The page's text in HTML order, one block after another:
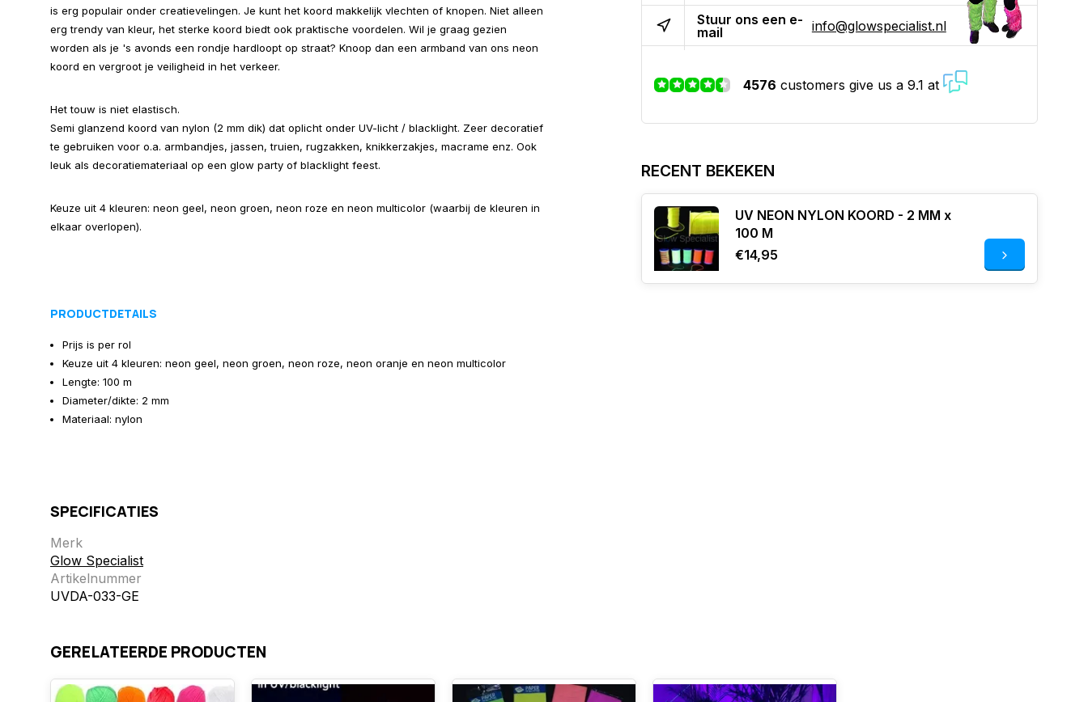
is erg populair onder creatievelingen. Je kunt het koord makkelijk vlechten of knopen. Niet alleen
erg trendy van kleur, het sterke koord biedt ook praktische voordelen. Wil je graag gezien
worden als je 's avonds een rondje hardloopt op straat? Knoop dan een armband van ons neon
koord en vergroot je veiligheid in het verkeer.
Het touw is niet elastisch.
Semi glanzend koord van nylon (2 mm dik) dat oplicht onder UV-licht / blacklight. Zeer decoratief
te gebruiken voor o.a. armbandjes, jassen, truien, rugzakken, knikkerzakjes, macrame enz. Ook
leuk als decoratiemateriaal op een glow party of blacklight feest.
Keuze uit 4 kleuren: neon geel, neon groen, neon roze en neon multicolor (waarbij de kleuren in
elkaar overlopen).
PRODUCTDETAILS
Prijs is per rol
Keuze uit 4 kleuren: neon geel, neon groen, neon roze, neon oranje en neon multicolor
Lengte: 100 m
Diameter/dikte: 2 mm
Materiaal: nylon
SPECIFICATIES
Merk
Glow Specialist
Artikelnummer
UVDA-033-GE
Stuur ons een e-
mail
info@glowspecialist.nl
4576 customers give us a 9.1 at
RECENT BEKEKEN
UV NEON NYLON KOORD - 2 MM x
100 M
€14,95
GERELATEERDE PRODUCTEN